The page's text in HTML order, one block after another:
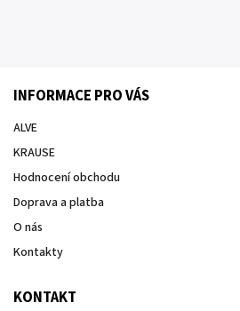
INFORMACE PRO VÁS
ALVE
KRAUSE
Hodnocení obchodu
Doprava a platba
O nás
Kontakty
KONTAKT